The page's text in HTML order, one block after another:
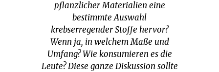
pflanzlicher Materialien eine
bestimmte Auswahl
krebserregender Stoffe hervor?
Wenn ja, in welchem Maße und
Umfang? Wie konsumieren es die
Leute? Diese ganze Diskussion sollte